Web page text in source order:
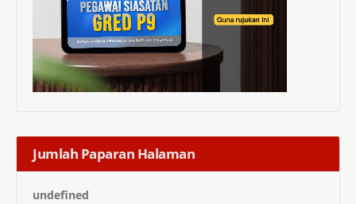
Jumlah Paparan Halaman
undefned